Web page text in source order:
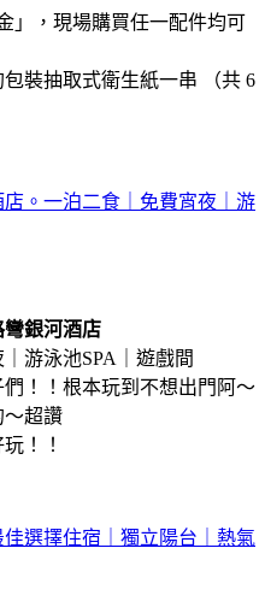
」，現場購買任一配件均可
裝抽取式衛生紙一串 （共 6
。一泊二食｜免費宵夜｜游
彎銀河酒店
游泳池SPA｜遊戲間
！！根本玩到不想出門阿～
～超讚
！！
選擇住宿｜獨立陽台｜熱氣